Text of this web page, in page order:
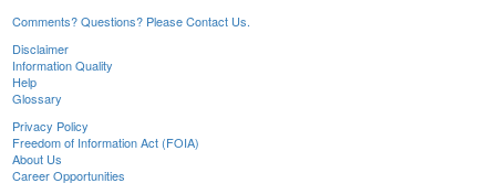
Comments? Questions? Please Contact Us.
Disclaimer
Information Quality
Help
Glossary
Privacy Policy
Freedom of Information Act (FOIA)
About Us
Career Opportunities